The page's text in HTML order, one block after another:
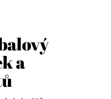
a